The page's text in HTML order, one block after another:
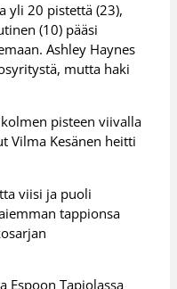
yli 20 pistettä (23),
(10) pääsi
Ashley Haynes
mutta haki
pisteen viivalla
Vilma Kesänen heitti
viisi ja puoli
tappionsa
Espoon Tapiolassa